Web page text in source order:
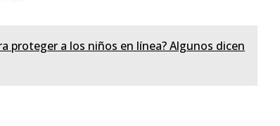
proteger a los niños en línea? Algunos dicen